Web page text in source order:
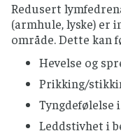
Redusert
(armhule, lyske) er
område. Dette kan
Hevelse og
Prikking/
Tyngdefølelse
Leddstivhet i